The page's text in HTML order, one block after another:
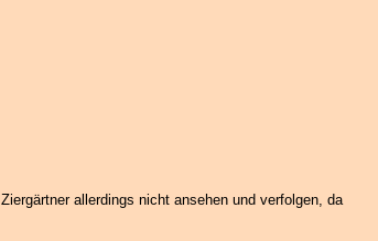
allerdings nicht ansehen und verfolgen, da